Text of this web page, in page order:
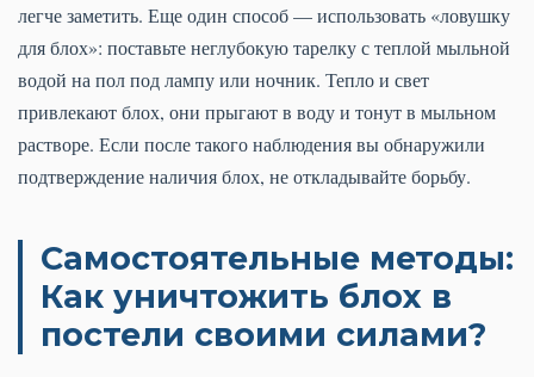
легче заметить. Еще один способ — использовать «ловушку
для блох»: поставьте неглубокую тарелку с теплой мыльной
водой на пол под лампу или ночник. Тепло и свет
привлекают блох, они прыгают в воду и тонут в мыльном
растворе. Если после такого наблюдения вы обнаружили
подтверждение наличия блох, не откладывайте борьбу.
Самостоятельные методы:
Как уничтожить блох в
постели своими силами?